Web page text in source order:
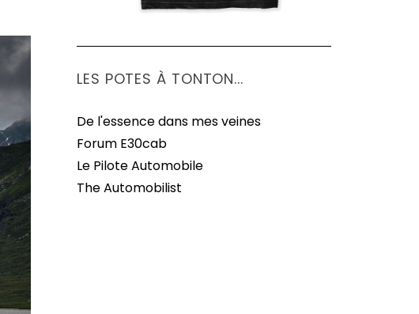
LES POTES À TONTON...
De l'essence dans mes veines
Forum E30cab
Le Pilote Automobile
The Automobilist